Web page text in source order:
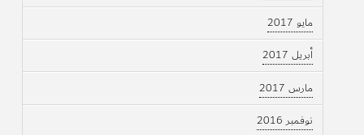
مايو 2017
أبريل 2017
مارس 2017
نوفمبر 2016